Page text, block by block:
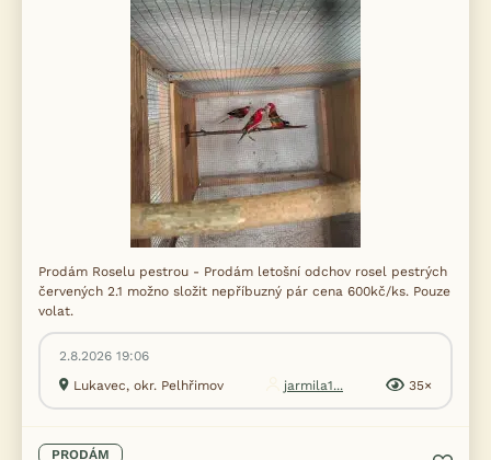
Prodám Roselu pestrou - Prodám letošní odchov rosel pestrých
červených 2.1 možno složit nepříbuzný pár cena 600kč/ks. Pouze
volat.
2.8.2026 19:06
Lukavec, okr. Pelhřimov
jarmila1... 35×
PRODÁM